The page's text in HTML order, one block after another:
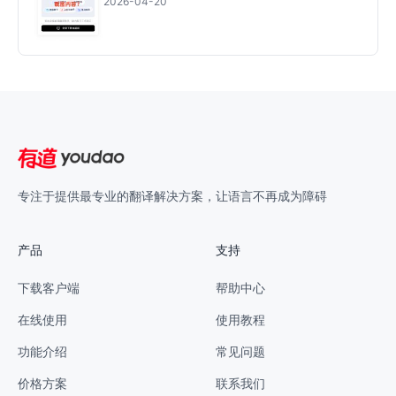
专注于提供最专业的翻译解决方案，让语言不再成为障碍
产品
下载客户端
在线使用
功能介绍
价格方案
支持
帮助中心
使用教程
常见问题
联系我们